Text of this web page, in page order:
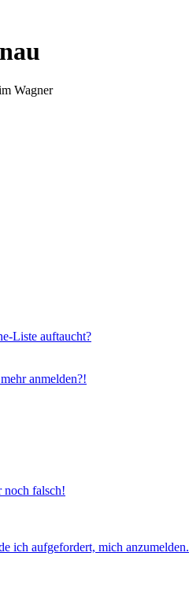
Wagner
Liste auftaucht?
anmelden?!
noch falsch!
ich aufgefordert, mich anzumelden.